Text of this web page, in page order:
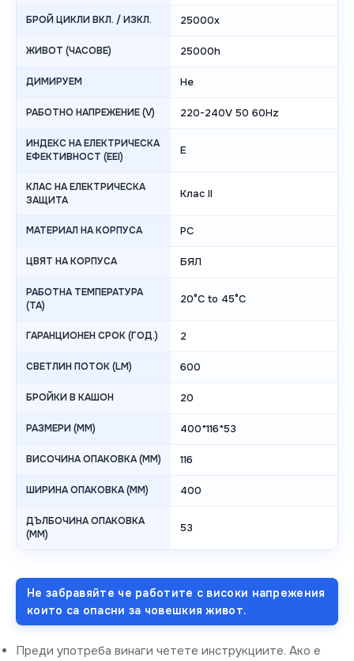
БРОЙ ЦИКЛИ ВКЛ. / ИЗКЛ. 25000x
ЖИВОТ (ЧАСОВЕ) 25000h
ДИМИРУЕМ Не
РАБОТНО НАПРЕЖЕНИЕ (V) 220-240V 50 60Hz
ИНДЕКС НА ЕЛЕКТРИЧЕСКА
ЕФЕКТИВНОСТ (EEI)
E
КЛАС НА ЕЛЕКТРИЧЕСКА
ЗАЩИТА
Клас II
МАТЕРИАЛ НА КОРПУСА PC
ЦВЯТ НА КОРПУСА БЯЛ
РАБОТНА ТЕМПЕРАТУРА
(TA)
20°C to 45°C
ГАРАНЦИОНЕН СРОК (ГОД.) 2
СВЕТЛИН ПОТОК (LM) 600
БРОЙКИ В КАШОН 20
РАЗМЕРИ (MM) 400*116*53
ВИСОЧИНА ОПАКОВКА (MM) 116
ШИРИНА ОПАКОВКА (MM) 400
ДЪЛБОЧИНА ОПАКОВКА
(MM)
53
Не забравяйте че работите с високи напрежения
които са опасни за човешкия живот.
Преди употреба винаги четете инструкциите. Ако е